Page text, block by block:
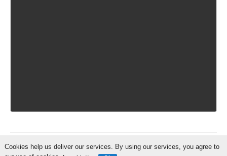
IschiaReporter.it - Curato daPietro Coppa
Cookies help us deliver our services. By using our services, you agree to